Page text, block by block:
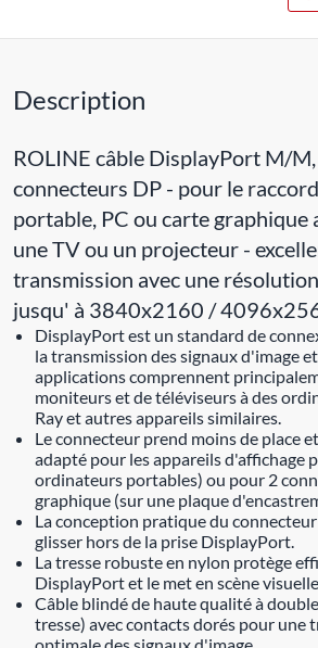
Description
ROLINE câble DisplayPort M/
connecteurs DP - pour le
portable, PC ou carte graphique
une TV ou un projecteur -
transmission avec une
jusqu' à 3840x2160 /
DisplayPort est un standard de
la transmission des signaux d'image
applications comprennent
moniteurs et de téléviseurs à des
Ray et autres appareils similaires.
Le connecteur prend moins de place
adapté pour les appareils d'affichage
ordinateurs portables) ou pour 2
graphique (sur une plaque
La conception pratique du
glisser hors de la prise DisplayPort.
La tresse robuste en nylon protège
DisplayPort et le met en scène
Câble blindé de haute qualité à
tresse) avec contacts dorés pour une
optimale des signaux d'image